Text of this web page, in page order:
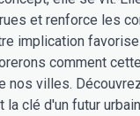
et renforce les
implication
comment cette
nos villes.
la clé d'un futur